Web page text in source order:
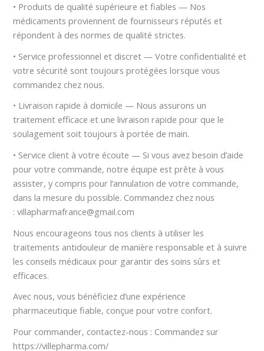
• Produits de qualité supérieure et fiables — Nos
médicaments proviennent de fournisseurs réputés et
répondent à des normes de qualité strictes.
• Service professionnel et discret — Votre confidentialité et
votre sécurité sont toujours protégées lorsque vous
commandez chez nous.
• Livraison rapide à domicile — Nous assurons un
traitement efficace et une livraison rapide pour que le
soulagement soit toujours à portée de main.
• Service client à votre écoute — Si vous avez besoin d’aide
pour votre commande, notre équipe est prête à vous
assister, y compris pour l’annulation de votre commande,
dans la mesure du possible. Commandez chez nous
: villapharmafrance@gmail.com
Nous encourageons tous nos clients à utiliser les
traitements antidouleur de manière responsable et à suivre
les conseils médicaux pour garantir des soins sûrs et
efficaces.
Avec nous, vous bénéficiez d’une expérience
pharmaceutique fiable, conçue pour votre confort.
Pour commander, contactez-nous : Commandez sur
https://villepharma.com/